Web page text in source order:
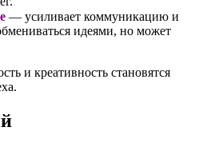
— усиливает коммуникацию и
идеями, но может
и креативность становятся